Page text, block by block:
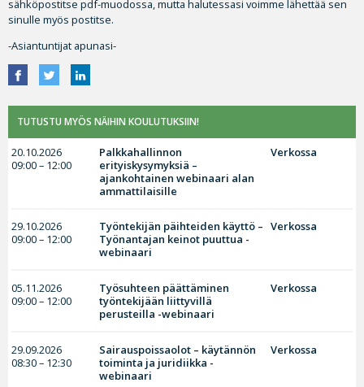
sähköpostitse pdf-muodossa, mutta halutessasi voimme lähettää sen
sinulle myös postitse.
-Asiantuntijat apunasi-
TUTUSTU MYÖS NÄIHIN KOULUTUKSIIN!
20.10.2026
09:00 – 12:00
Palkkahallinnon
erityiskysymyksiä –
ajankohtainen webinaari alan
ammattilaisille
Verkossa
29.10.2026
09:00 – 12:00
Työntekijän päihteiden käyttö –
Työnantajan keinot puuttua -
webinaari
Verkossa
05.11.2026
09:00 – 12:00
Työsuhteen päättäminen
työntekijään liittyvillä
perusteilla -webinaari
Verkossa
29.09.2026
08:30 – 12:30
Sairauspoissaolot – käytännön
toiminta ja juridiikka -
webinaari
Verkossa